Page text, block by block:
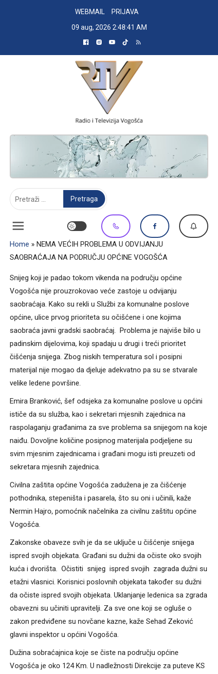
WEBMAIL
PRIJAVA
09 aug, 2026 2:48:42 AM
RADIO TELEVIZIJA VOGOŠĆA
Home » NEMA VEĆIH PROBLEMA U ODVIJANJU
SAOBRAĆAJA NA PODRUČJU OPĆINE VOGOŠĆA
Snijeg koji je padao tokom vikenda na području općine
Vogošća nije prouzrokovao veće zastoje u odvijanju
saobraćaja. Kako su rekli u Službi za komunalne poslove
općine, ulice prvog prioriteta su očišćene i one kojima
saobraća javni gradski saobraćaj. Problema je najviše bilo u
padinskim dijelovima, koji spadaju u drugi i treći prioritet
čišćenja snijega. Zbog niskih temperatura sol i posipni
materijal nije mogao da djeluje adekvatno pa su se stvarale
velike ledene površine.
Emira Branković, šef odsjeka za komunalne poslove u općini
ističe da su služba, kao i sekretari mjesnih zajednica na
raspolaganju građanima za sve problema sa snijegom na koje
naiđu. Dovoljne količine posipnog materijala podjeljene su
svim mjesnim zajednicama i građani mogu isti preuzeti od
sekretara mjesnih zajednica.
Civilna zaštita općine Vogošća zadužena je za čišćenje
pothodnika, stepeništa i pasarela, što su oni i učinili, kaže
Nermin Hajro, pomoćnik načelnika za civilnu zaštitu općine
Vogošća.
Zakonske obaveze svih je da se uključe u čišćenje snijega
ispred svojih objekata. Građani su dužni da očiste oko svojih
kuća i dvorišta. Očistiti snijeg ispred svojih zagrada dužni su
etažni vlasnici. Korisnici poslovnih objekata također su dužni
da očiste ispred svojih objekata. Uklanjanje ledenica sa zgrada
obavezni su učiniti upravitelji. Za sve one koji se ogluše o
zakon predviđene su novčane kazne, kaže Sehad Zeković
glavni inspektor u općini Vogošća.
Dužina sobraćajnica koje se čiste na području općine
Vogošća je oko 124 Km. U nadležnosti Direkcije za puteve KS